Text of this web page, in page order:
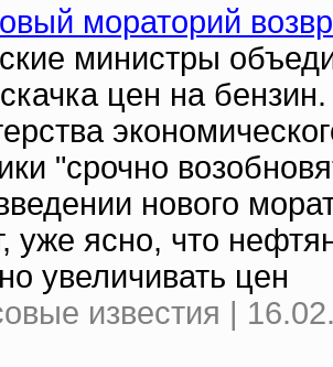
мораторий
министры
цен на
"срочно
нового
уже ясно, что
увеличивать цен
известия |